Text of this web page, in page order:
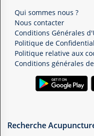
Qui sommes nous ?
Nous contacter
Conditions Générales
Politique de
Politique relative aux
Conditions générales
Recherche